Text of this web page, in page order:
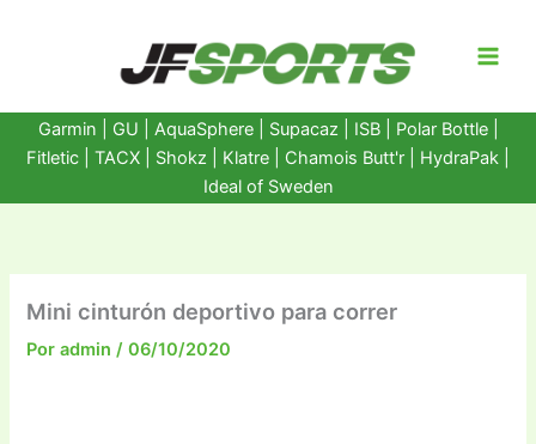
Garmin GU AquaSphere| Supacaz | ISB | Polar Bottle|
Fitletic
TACX Shokz Klatre Chamois Butt'r HydraPak
Ideal of Sweden
Mini cinturón deportivo para correr
Poradmin/06/10/2020